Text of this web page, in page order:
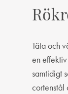
Täta och
en
samtidigt
cortenstål